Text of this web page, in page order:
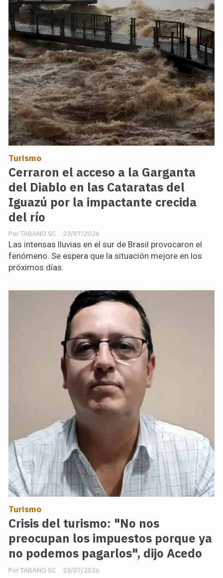
Cerraron el acceso a la Garganta
del Diablo en las Cataratas del
Iguazú por la impactante crecida
del río
TABANO SC
Turismo
23/07/2026
Las intensas lluvias en el sur de Brasil provocaron el
fenómeno. Se espera que la situación mejore en los
próximos días.
Crisis del turismo: "No nos
preocupan los impuestos porque ya
no podemos pagarlos", dijo Acedo
TABANO SC
Turismo
23/07/2026